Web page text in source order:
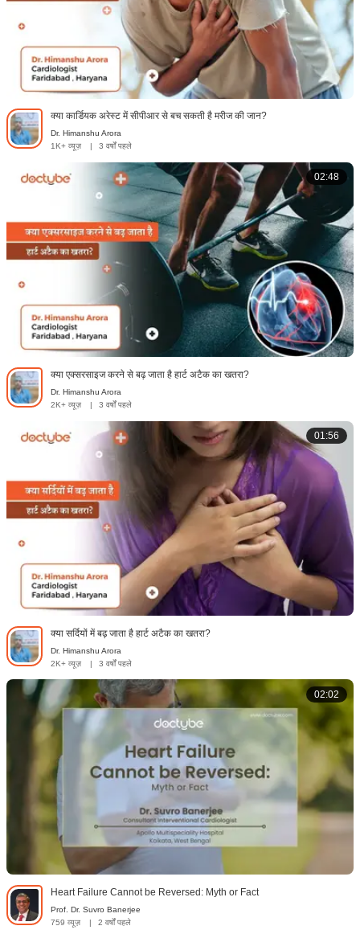
क्या कार्डियक अरेस्ट में सीपीआर से बच सकती है मरीज की जान?
Dr. Himanshu Arora
1K+ व्यूज़
| 3 वर्षों पहले
02:48
क्या एक्सरसाइज करने से बढ़ जाता है हार्ट अटैक का खतरा?
Dr. Himanshu Arora
2K+ व्यूज़
| 3 वर्षों पहले
01:56
क्या सर्दियों में बढ़ जाता है हार्ट अटैक का खतरा?
Dr. Himanshu Arora
2K+ व्यूज़
| 3 वर्षों पहले
02:02
Heart Failure Cannot be Reversed: Myth or Fact
Prof. Dr. Suvro Banerjee
759 व्यूज़
| 2 वर्षों पहले